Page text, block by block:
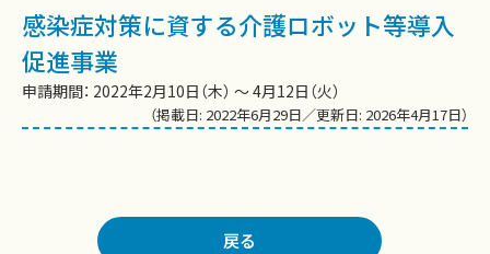
感染症対策に資する介護ロボット等導入
促進事業
申請期間： 2022年2月10日（木） ～ 4月12日（火）
（掲載日: 2022年6月29日／更新日: 2026年4月17日）
戻る